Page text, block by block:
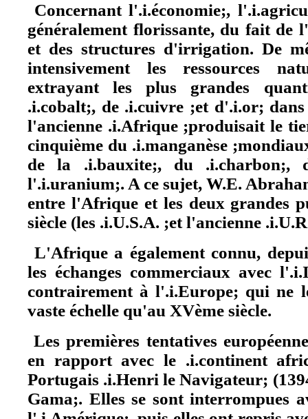
Concernant l'.i.économie;,
généralement florissante, du fait de
et des structures d'irrigation. De
intensivement les ressources
extrayant les plus grandes
.i.cobalt;, de .i.cuivre ;et d'.i.or;
l'ancienne .i.Afrique ;produisait le
cinquième du .i.manganèse
de la .i.bauxite;, du .i.charbon;,
l'.i.uranium;. A ce sujet, W.E.
entre l'Afrique et les deux grandes
siècle (les .i.U.S.A. ;et l'ancienne
L'Afrique a également connu,
les échanges commerciaux avec
contrairement à l'.i.Europe; qui ne
vaste échelle qu'au XVème siècle.
Les premières tentatives
en rapport avec le .i.continent
Portugais .i.Henri le Navigateur;
Gama;. Elles se sont interrompues